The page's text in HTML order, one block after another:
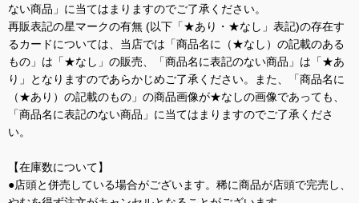
ない商品」に当てはまりますのでご了承ください。
再販表記の星マークの有無 (以下「★あり・★なし」表記)の存在す
るカードについては、当店では「商品名に（★なし）の記載のある
もの」は「★なし」の販売、「商品名に表記のない商品」は「★あ
り」となりますのであらかじめご了承ください。また、「商品名に
（★あり）の記載のもの」の商品画像が★なしの画像であっても、
「商品名に表記のない商品」に当てはまりますのでご了承くださ
い。
【在庫数について】
●店頭と併売している場合がございます。稀に商品が店頭で完売し、